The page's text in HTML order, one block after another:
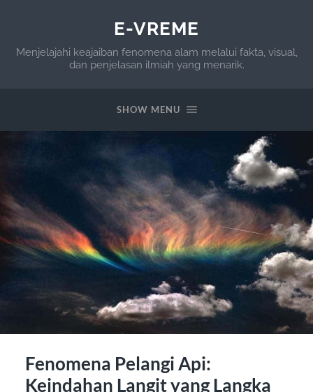
E-VREME
Menjelajahi keajaiban fenomena alam melalui fakta, visual,
dan penjelasan ilmiah yang menarik.
SHOW MENU
Fenomena Pelangi Api:
Keindahan Langit yang Langka